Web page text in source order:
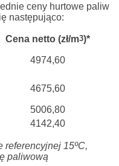
ceny hurtowe paliw
następująco:
Cena netto (zł/m3)*
4974,60
4675,60
5006,80
4142,40
referencyjnej 15ºC,
paliwową